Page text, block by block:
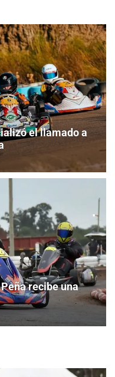
el llamado a
Peña recibe una